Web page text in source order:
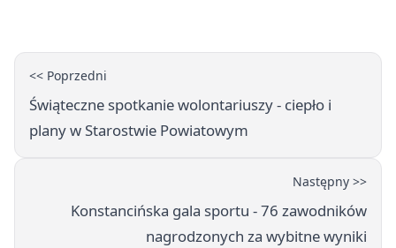
<< Poprzedni
Świąteczne spotkanie wolontariuszy - ciepło i
plany w Starostwie Powiatowym
Następny >>
Konstancińska gala sportu - 76 zawodników
nagrodzonych za wybitne wyniki